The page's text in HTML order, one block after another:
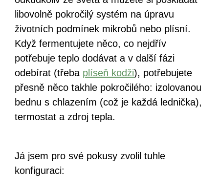
libovolně pokročilý systém na úpravu
životních podmínek mikrobů nebo plísní.
Když fermentujete něco, co nejdřív
potřebuje teplo dodávat a v další fázi
odebírat (třeba plíseň kodži), potřebujete
přesně něco takhle pokročilého: izolovanou
bednu s chlazením (což je každá lednička),
termostat a zdroj tepla.
Já jsem pro své pokusy zvolil tuhle
konfiguraci: